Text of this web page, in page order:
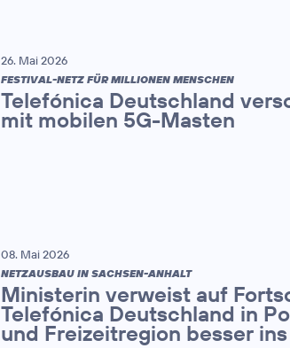
26. Mai 2026
FESTIVAL-NETZ FÜR MILLIONEN MENSCHEN
Telefónica Deutschland
mit mobilen 5G-Masten
08. Mai 2026
NETZAUSBAU IN SACHSEN-ANHALT
Ministerin verweist auf
Telefónica Deutschland in
und Freizeitregion besser